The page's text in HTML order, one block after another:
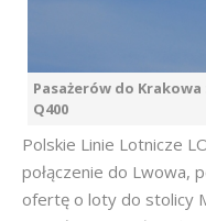
Pasażerów do
Q400
Polskie Linie Lotnicze
połączenie do Lwowa,
ofertę o loty do stolicy